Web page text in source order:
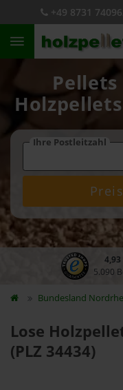
+49 8731
Ihre Postleitzahl
5.090
Bundesland
Lose
(PLZ 34434)